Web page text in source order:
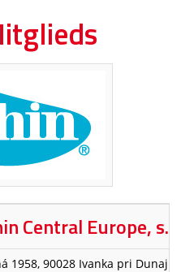
Central Europe, s.r.o.
1958, 90028 Ivanka pri Dunaji SK